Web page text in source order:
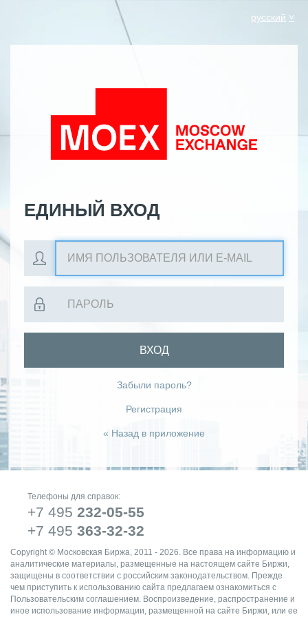
русский
ЕДИНЫЙ ВХОД
ВХОД
Забыли пароль?
Регистрация
« Назад в приложение
Телефоны для справок:
+7 495 232-05-55
+7 495 363-32-32
Copyright © Московская Биржа, 2011 - 2026. Все права на информацию и
аналитические материалы, размещенные на настоящем сайте Биржи,
защищены в соответствии с российским законодательством. Прежде
чем приступить к использованию сайта предлагаем ознакомиться с
Пользовательским соглашением. Воспроизведение, распространение и
иное использование информации, размещенной на сайте Биржи, или ее